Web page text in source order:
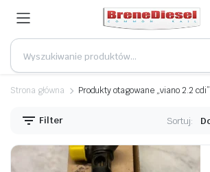
Strona główna Produkty otagowane „viano 2.2 cdi”
Filter Sortuj: